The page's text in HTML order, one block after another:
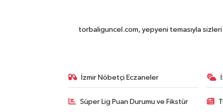
torbaliguncel.com, yepyeni temasıyla
İzmir Nöbetçi Eczaneler
Süper Lig Puan Durumu ve Fikstür